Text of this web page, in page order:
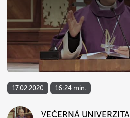
17.02.2020 16:24 min.
VEČERNÁ UNIVERZITA